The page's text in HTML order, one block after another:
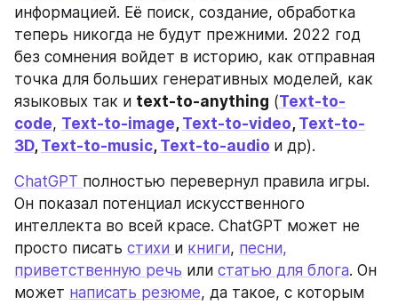
информацией. Её поиск, создание, обработка
теперь никогда не будут прежними. 2022 год
без сомнения войдет в историю, как отправная
точка для больших генеративных моделей, как
языковых так и text-to-anything (Text-to-
code, Text-to-image, Text-to-video, Text-to-
3D, Text-to-music, Text-to-audio и др).
ChatGPT полностью перевернул правила игры.
Он показал потенциал искусственного
интеллекта во всей красе. ChatGPT может не
просто писать стихи и книги, песни,
приветственную речь или статью для блога. Он
может написать резюме, да такое, с которым